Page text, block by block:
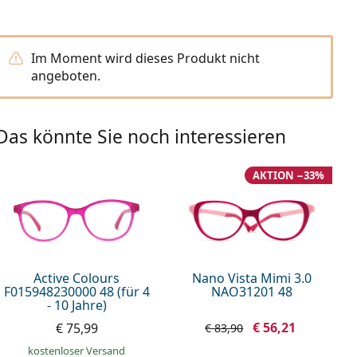
Im Moment wird dieses Produkt nicht
angeboten.
könnte Sie noch interessieren
Active Colours
F015948230000 48 (für 4
- 10 Jahre)
€ 75,99
kostenloser Versand
Nano Vista Mimi 3.0
NAO31201 48
AKTION −33%
€ 83,90 € 56,21